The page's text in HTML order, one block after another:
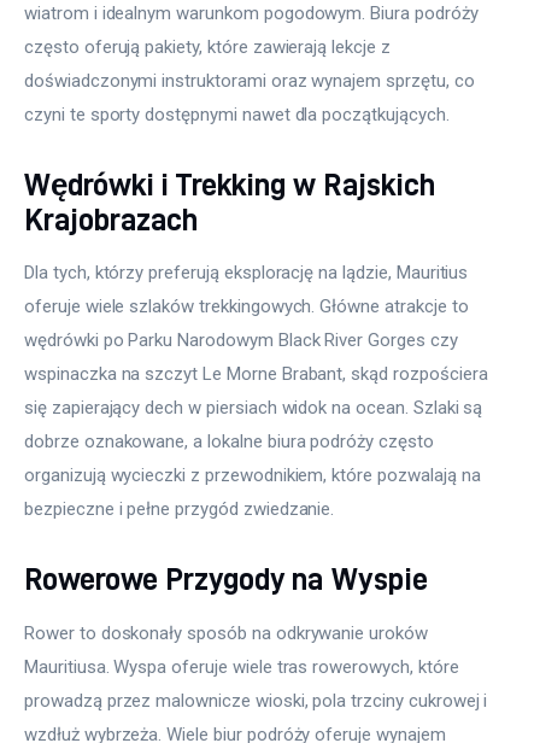
wiatrom i idealnym warunkom pogodowym. Biura podróży
często oferują pakiety, które zawierają lekcje z
doświadczonymi instruktorami oraz wynajem sprzętu, co
czyni te sporty dostępnymi nawet dla początkujących.
Wędrówki i Trekking w Rajskich
Krajobrazach
Dla tych, którzy preferują eksplorację na lądzie, Mauritius
oferuje wiele szlaków trekkingowych. Główne atrakcje to
wędrówki po Parku Narodowym Black River Gorges czy
wspinaczka na szczyt Le Morne Brabant, skąd rozpościera
się zapierający dech w piersiach widok na ocean. Szlaki są
dobrze oznakowane, a lokalne biura podróży często
organizują wycieczki z przewodnikiem, które pozwalają na
bezpieczne i pełne przygód zwiedzanie.
Rowerowe Przygody na Wyspie
Rower to doskonały sposób na odkrywanie uroków
Mauritiusa. Wyspa oferuje wiele tras rowerowych, które
prowadzą przez malownicze wioski, pola trzciny cukrowej i
wzdłuż wybrzeża. Wiele biur podróży oferuje wynajem